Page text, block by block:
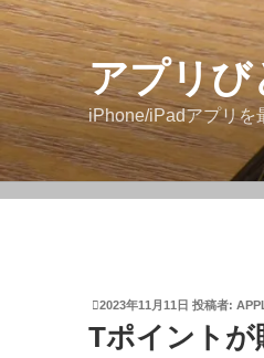
アプリび
iPhone/iPadアプリを
2023年11月11日 投稿者:
Tポイントが